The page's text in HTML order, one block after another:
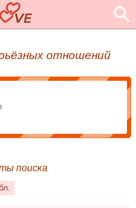
отношений
поиска